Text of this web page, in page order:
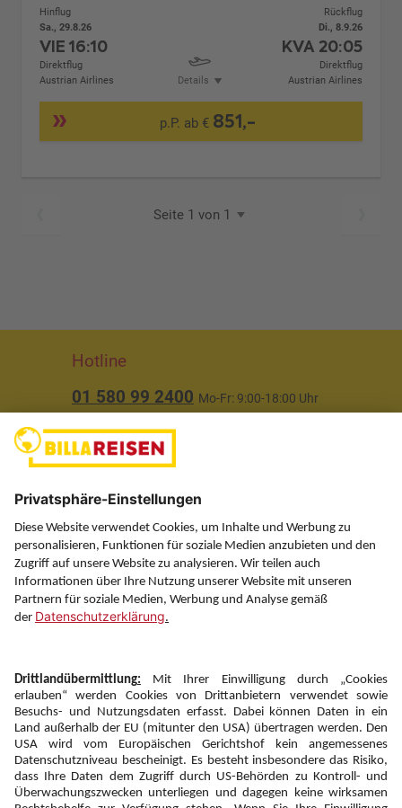
Hinflug
Sa., 29.8.26
VIE16:10
Direktflug
Austrian Airlines
Details
Rückflug
Di., 8.9.26
KVA 20:05
Direktflug
Austrian Airlines
p.P. ab € 851,-
Seite 1 von 1
Hotline
01 580 99 2400 Mo-Fr: 9:00-18:00 Uhr
Über uns
Service
Information
Folgen Sie uns auf
Newsletter:
Anmelden